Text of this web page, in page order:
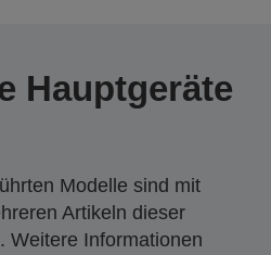
Hauptgeräte
Modelle sind mit
Artikeln dieser
Weitere Informationen